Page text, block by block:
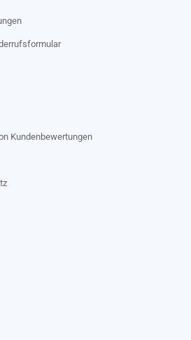
Kundenbewertungen